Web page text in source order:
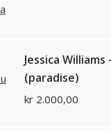
Jessica
(paradise)
kr 2.000,00